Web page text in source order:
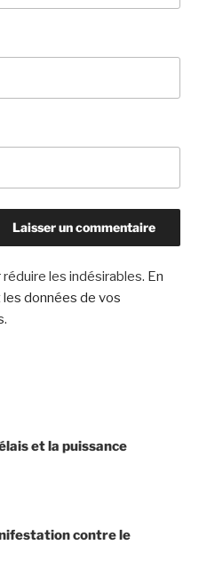
les indésirables. En
données de vos
.
et la puissance
contre le